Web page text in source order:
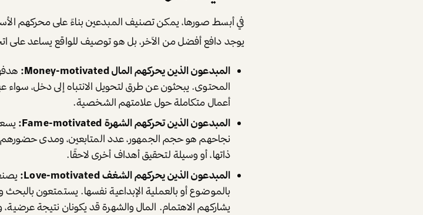
في أبسط صورها، يمكن تصنيف المبدعين بناءً على محركهم
يوجد دافع أفضل من الآخر، بل هو توصيف للواقع يساعد على
المبدعون الذين يحركهم المال Money-motivated:
المحتوى. يبحثون عن طرق لتحويل الانتباه إلى دخل، سواء عبر
أعمال متكاملة حول علامتهم الشخصية.
المبدعون الذين تحركهم الشهرة Fame-motivated:
نجاحهم هو حجم الجمهور، عدد المتابعين، ومدى حضورهم
ذاتها، أو وسيلة لتحقيق أهداف أخرى لاحقًا.
المبدعون الذين يحركهم الشغف Love-motivated:
بالموضوع أو بالعملية الإبداعية نفسها. يستمتعون
يشاركهم الاهتمام. المال والشهرة قد يكونان نتيجة